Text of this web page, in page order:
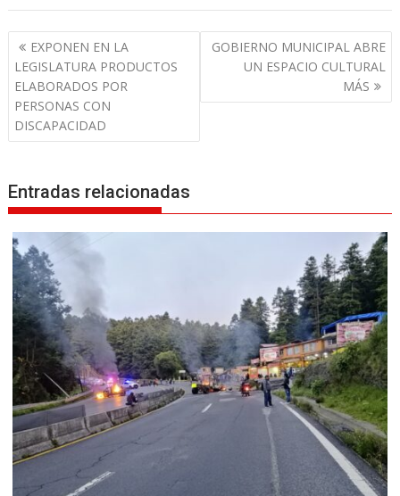
N
a
v
e
g
c
i
ó
n
d
e
e
n
t
r
a
d
a
s
EXPONEN EN LA
LEGISLATURA PRODUCTOS
ELABORADOS POR
PERSONAS CON
DISCAPACIDAD
GOBIERNO MUNICIPAL ABRE
UN ESPACIO CULTURAL
MÁS
Entradas relacionadas